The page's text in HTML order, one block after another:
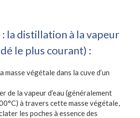
: la distillation à la vapeur
le plus courant) :
masse végétale dans la cuve d’un
de la vapeur d’eau (généralement
à travers cette masse végétale,
les poches à essence des